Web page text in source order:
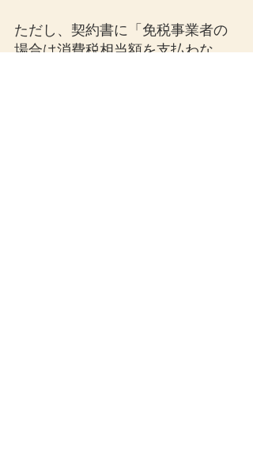
ただし、契約書に「免税事業者の
場合は消費税相当額を支払わな